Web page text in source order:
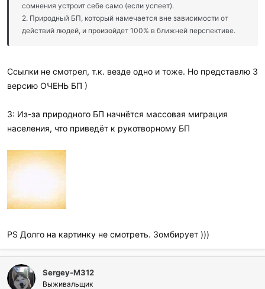
сомнения устроит себе само (если успеет).
2. Природный БП, который намечается вне зависимости от
действий людей, и произойдет 100% в ближней перспективе.
Ссылки не смотрел, т.к. везде одно и тоже. Но представлю 3
версию ОЧЕНЬ БП )
3: Из-за природного БП начнётся массовая миграция
населения, что приведёт к рукотворному БП
PS Долго на картинку не смотреть. Зомбирует )))
Sergey-M312
Выживальщик